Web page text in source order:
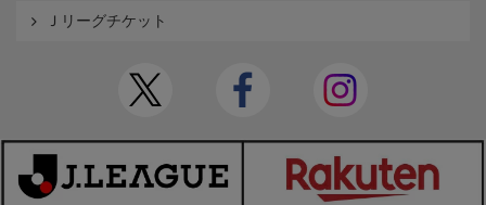
Ｊリーグチケット